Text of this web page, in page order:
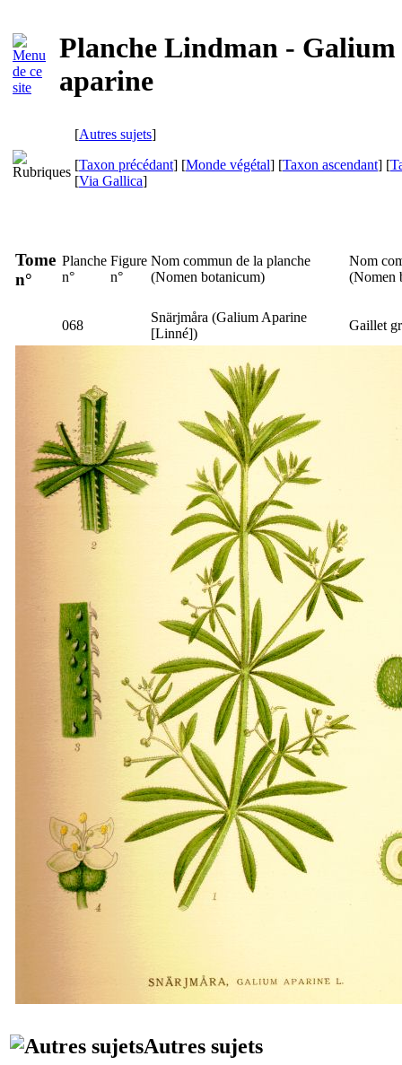
Planche Lindman - Galium
aparine
[Autres sujets]
[Taxon précédant] [Monde végétal] [Taxon ascendant] [
[Via Gallica]
Tome
n°
Planche
n°
Figure
n°
Nom commun de la planche
(Nomen botanicum)
Nom
(Nomen
068
Snärjmåra (Galium Aparine
[Linné])
Gaillet
Autres sujets